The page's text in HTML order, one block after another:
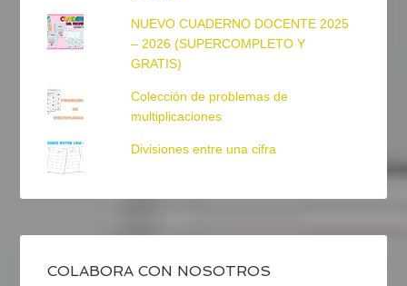
NUEVO CUADERNO DOCENTE 2025
– 2026 (SUPERCOMPLETO Y
GRATIS)
Colección de problemas de
multiplicaciones
Divisiones entre una cifra
COLABORA CON NOSOTROS